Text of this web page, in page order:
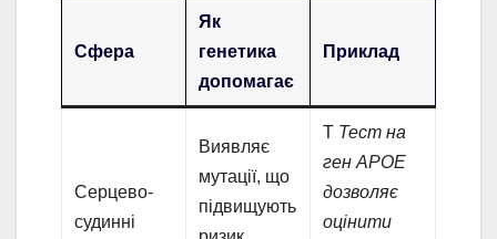
Сфера
Як
генетика
допомагає
Приклад
Серцево-
судинні
Виявляє
мутації, що
підвищують
Т Тест на
ген APOE
дозволяє
оцінити